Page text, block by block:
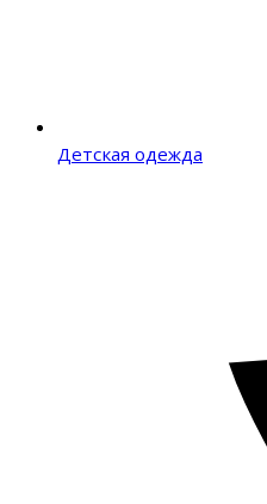
Детская одежда